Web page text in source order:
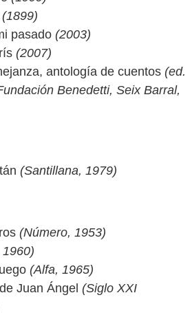
(1899)
pasado (2003)
(2007)
antología de cuentos (ed.
Benedetti, Seix Barral,
(Santillana, 1979)
(Número, 1953)
(Alfa, 1965)
Juan Ángel (Siglo XXI